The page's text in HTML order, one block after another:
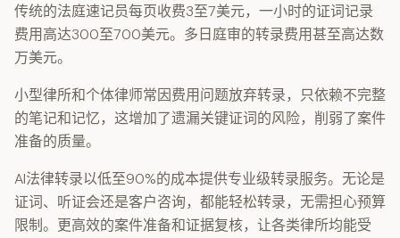
传统的法庭速记员每页收费3至7美元，一小时的证词记录
费用高达300至700美元。多日庭审的转录费用甚至高达数
万美元。
小型律所和个体律师常因费用问题放弃转录，只依赖不完整
的笔记和记忆，这增加了遗漏关键证词的风险，削弱了案件
准备的质量。
AI法律转录以低至90%的成本提供专业级转录服务。无论是
证词、听证会还是客户咨询，都能轻松转录，无需担心预算
限制。更高效的案件准备和证据复核，让各类律所均能受